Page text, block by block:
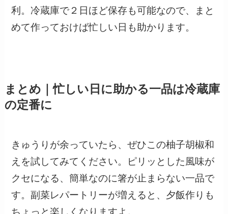
利。冷蔵庫で２日ほど保存も可能なので、まと
めて作っておけば忙しい日も助かります。
まとめ｜忙しい日に助かる一品は冷蔵庫
の定番に
きゅうりが余っていたら、ぜひこの柚子胡椒和
えを試してみてください。ピリッとした風味が
クセになる、簡単なのに箸が止まらない一品で
す。副菜レパートリーが増えると、夕飯作りも
ちょっと楽しくなりますよ。